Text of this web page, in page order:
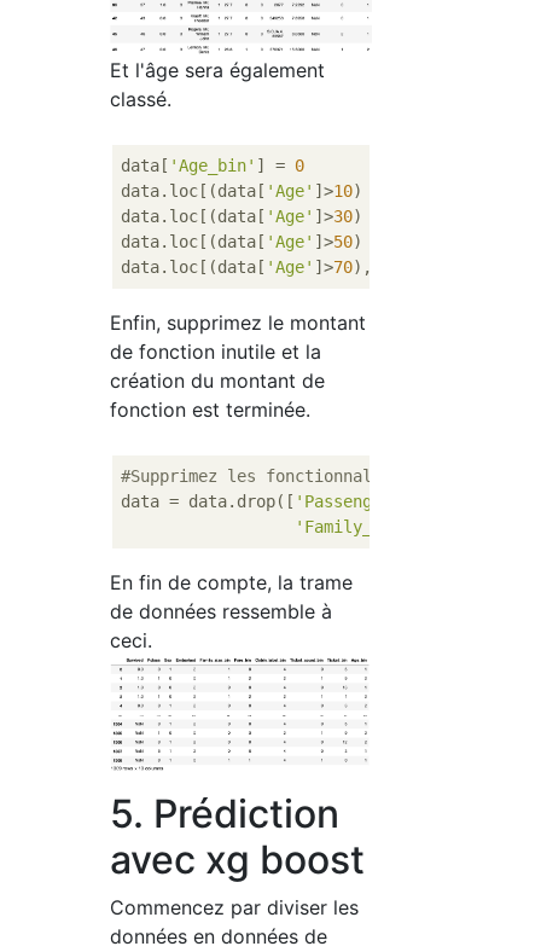
Et l'âge sera également
classé.
data[ 'Age_bin' ] = 0
data.loc[(data[ 'Age' ]>10) & (data[
data.loc[(data[ 'Age' ]>30) & (data[
data.loc[(data[ 'Age' ]>50) & (data[
data.loc[(data[ 'Age' ]>70),
Enfin, supprimez le montant
de fonction inutile et la
création du montant de
fonction est terminée.
#Supprimez les fonctionnalités inutiles.
data = data.drop([ 'PassengerId'
'Family_size'
En fin de compte, la trame
de données ressemble à
ceci.
5. Prédiction
avec xg boost
Commencez par diviser les
données en données de